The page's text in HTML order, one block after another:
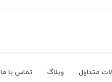
متداول وبلاگ تماس با ما